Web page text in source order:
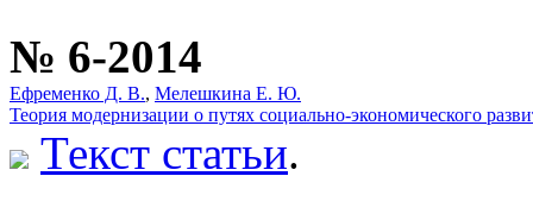
№ 6-2014
Ефременко Д. В., Мелешкина Е. Ю.
Теория модернизации о путях социально-экономического
Текст статьи.